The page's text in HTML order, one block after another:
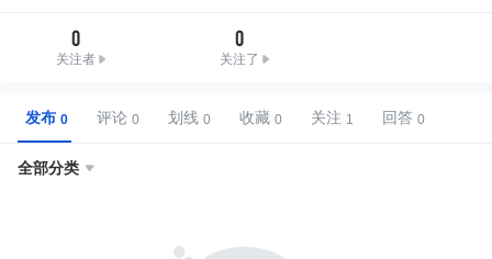
0
关注者
0
关注了
发布 评论 划线 收藏 关注 回答
全部分类 